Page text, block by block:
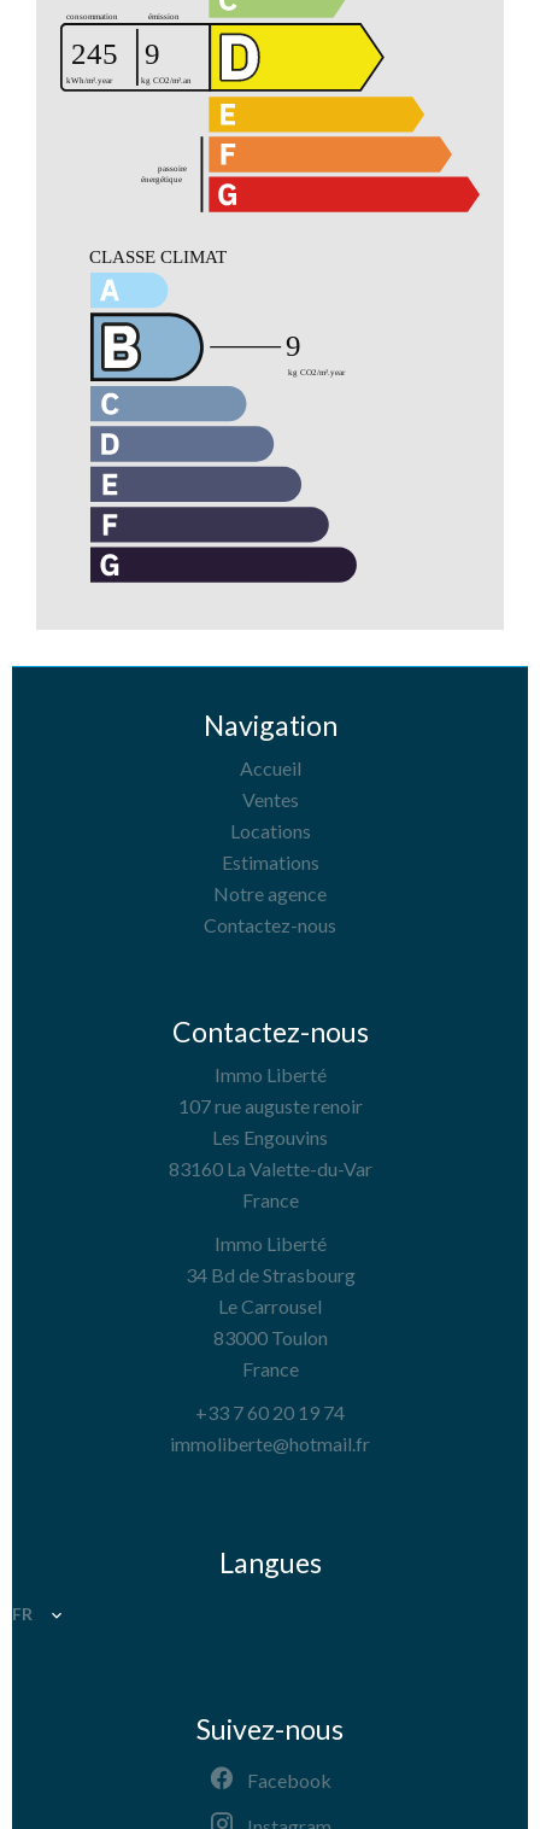
Navigation
Accueil
Ventes
Locations
Estimations
Notre agence
Contactez-nous
Contactez-nous
Immo Liberté
107 rue auguste renoir
Les Engouvins
83160La Valette-du-Var
France
Immo Liberté
34 Bd de Strasbourg
Le Carrousel
83000Toulon
France
+33 7 60 20 19 74
immoliberte@hotmail.fr
Langues
FR
Suivez-nous
Facebook